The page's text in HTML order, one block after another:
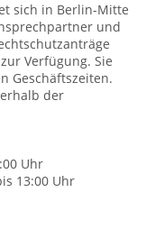
sich in Berlin-Mitte
und
Verfügung. Sie
Geschäftszeiten.
der
Uhr
13:00 Uhr